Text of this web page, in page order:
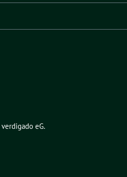
verdigado eG.